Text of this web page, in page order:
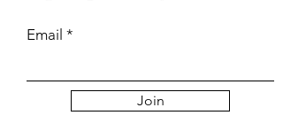
Email
Join